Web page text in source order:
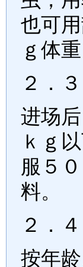
也可
ｇ体
２．３
进场
ｋｇ
服５
料。
２．４
按年